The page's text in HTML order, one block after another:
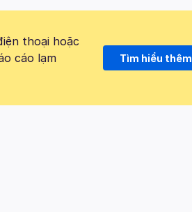
thoại hoặc
cáo lạm
Tìm hiểu thêm